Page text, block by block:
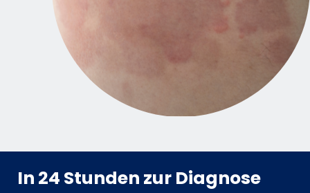
In 24 Stunden zur Diagnose